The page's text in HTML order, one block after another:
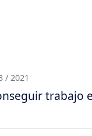
/ 2021
trabajo